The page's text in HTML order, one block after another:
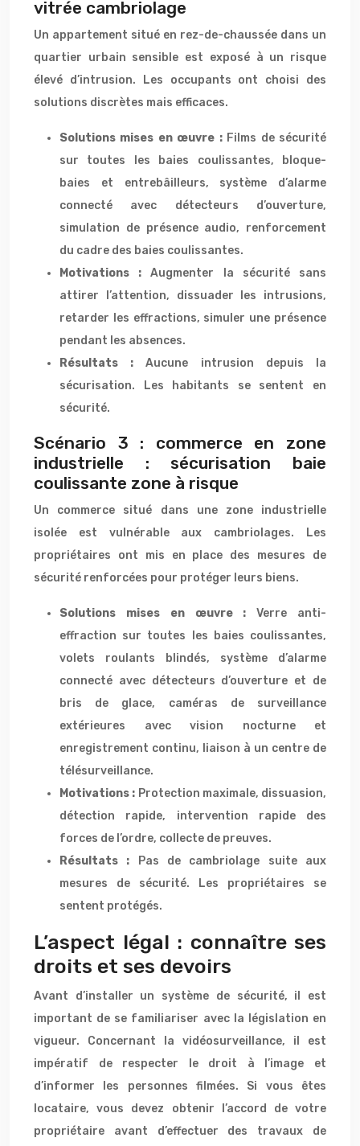
vitrée cambriolage
Un appartement situé en rez-de-chaussée dans un
quartier urbain sensible est exposé à un risque
élevé d’intrusion. Les occupants ont choisi des
solutions discrètes mais efficaces.
Solutions mises en œuvre : Films de sécurité
sur toutes les baies coulissantes, bloque-
baies et entrebâilleurs, système d’alarme
connecté avec détecteurs d’ouverture,
simulation de présence audio, renforcement
du cadre des baies coulissantes.
Motivations :Augmenter la sécurité sans
attirer l’attention, dissuader les intrusions,
retarder les effractions, simuler une présence
pendant les absences.
Résultats :Aucune intrusion depuis la
sécurisation. Les habitants se sentent en
sécurité.
Scénario 3 : commerce en zone
industrielle : sécurisation baie
coulissante zone à risque
Un commerce situé dans une zone industrielle
isolée est vulnérable aux cambriolages. Les
propriétaires ont mis en place des mesures de
sécurité renforcées pour protéger leurs biens.
Solutions mises en œuvre :Verre anti-
effraction sur toutes les baies coulissantes,
volets roulants blindés, système d’alarme
connecté avec détecteurs d’ouverture et de
bris de glace, caméras de surveillance
extérieures avec vision nocturne et
enregistrement continu, liaison à un centre de
télésurveillance.
Motivations : Protection maximale, dissuasion,
détection rapide, intervention rapide des
forces de l’ordre, collecte de preuves.
Résultats :
Pas de cambriolage suite aux
mesures de sécurité. Les propriétaires se
sentent protégés.
L’aspect légal : connaître ses
droits et ses devoirs
Avant d’installer un système de sécurité, il est
important de se familiariser avec la législation en
vigueur. Concernant la vidéosurveillance, il est
impératif de respecter le droit à l’image et
d’informer les personnes filmées. Si vous êtes
locataire, vous devez obtenir l’accord de votre
propriétaire avant d’effectuer des travaux de